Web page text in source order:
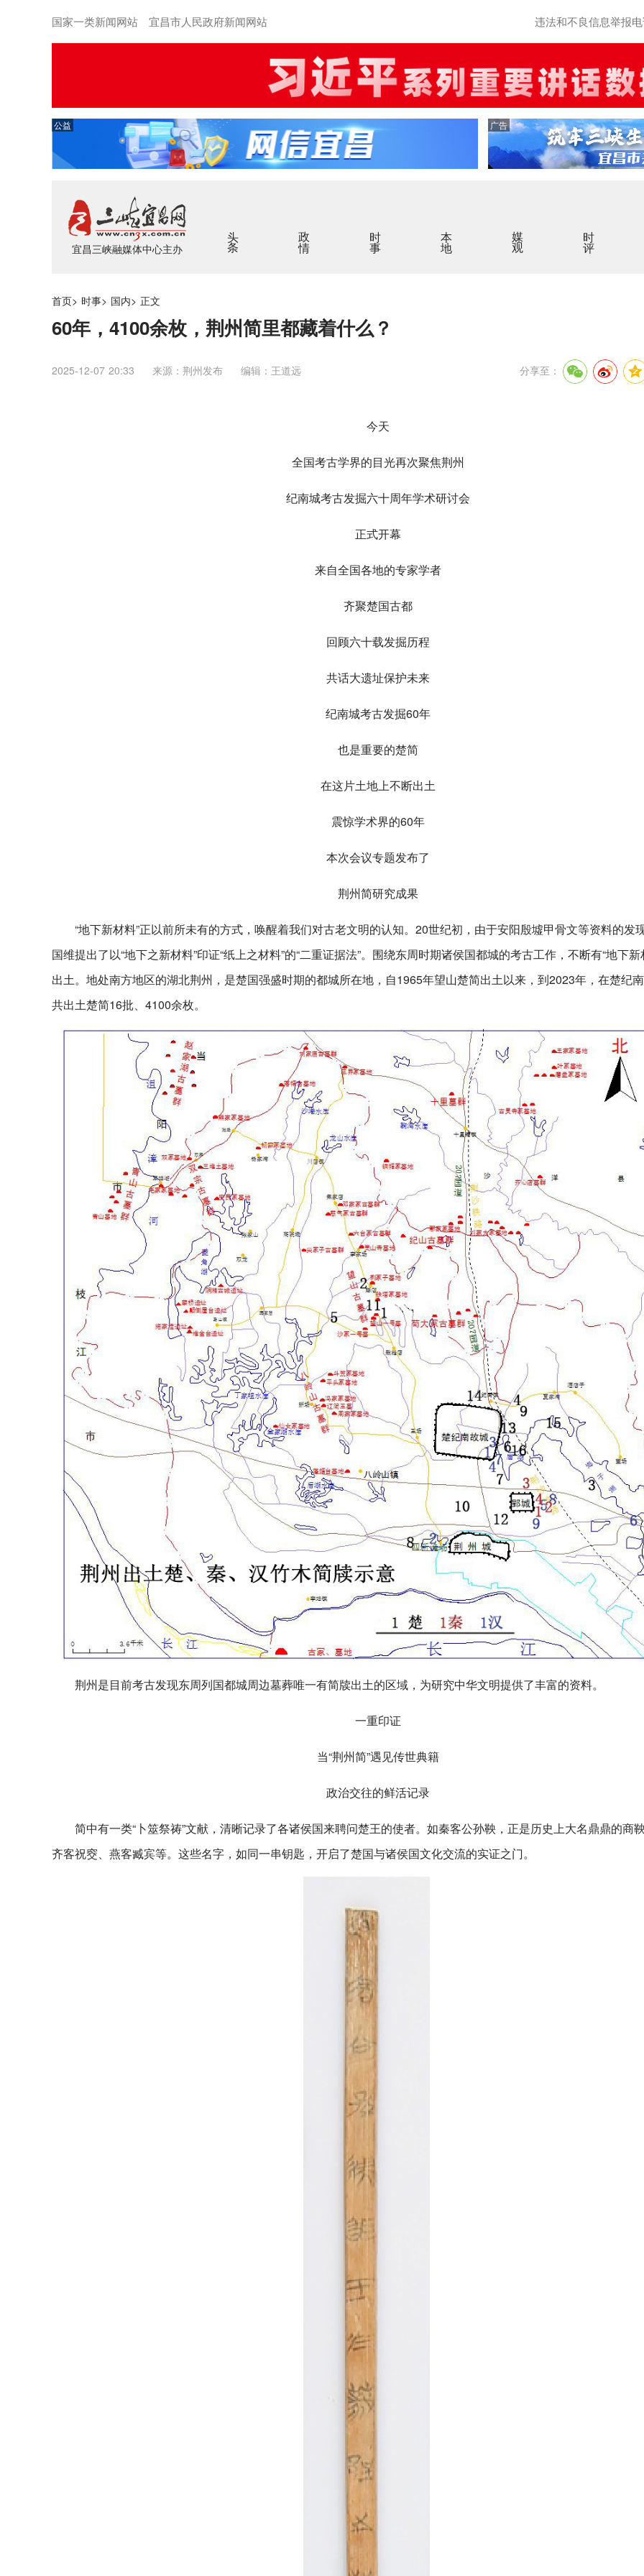
国家一类新闻网站 宜昌市人民政府新闻网站 违法和不良信息举报
公益 广告
宜昌三峡融媒体中心主办
头条 政情 时事 本地 媒观 时评
首页> 时事> 国内> 正文
60年，4100余枚，荆州简里都藏着什么？
2025-12-07 20:33 来源：荆州发布 编辑：王道远 分享至：
今天
全国考古学界的目光再次聚焦荆州
纪南城考古发掘六十周年学术研讨会
正式开幕
来自全国各地的专家学者
齐聚楚国古都
回顾六十载发掘历程
共话大遗址保护未来
纪南城考古发掘60年
也是重要的楚简
在这片土地上不断出土
震惊学术界的60年
本次会议专题发布了
荆州简研究成果
“地下新材料”正以前所未有的方式，唤醒着我们对古老文明的认知。20世纪初，由于安阳殷墟甲骨文等资料的发
国维提出了以“地下之新材料”印证“纸上之材料”的“二重证据法”。围绕东周时期诸侯国都城的考古工作，不断有“地下新
出土。地处南方地区的湖北荆州，是楚国强盛时期的都城所在地，自1965年望山楚简出土以来，到2023年，在楚纪
共出土楚简16批、4100余枚。
荆州是目前考古发现东周列国都城周边墓葬唯一有简牍出土的区域，为研究中华文明提供了丰富的资料。
一重印证
当“荆州简”遇见传世典籍
政治交往的鲜活记录
简中有一类“卜筮祭祷”文献，清晰记录了各诸侯国来聘问楚王的使者。如秦客公孙鞅，正是历史上大名鼎鼎的商
齐客祝窔、燕客臧宾等。这些名字，如同一串钥匙，开启了楚国与诸侯国文化交流的实证之门。